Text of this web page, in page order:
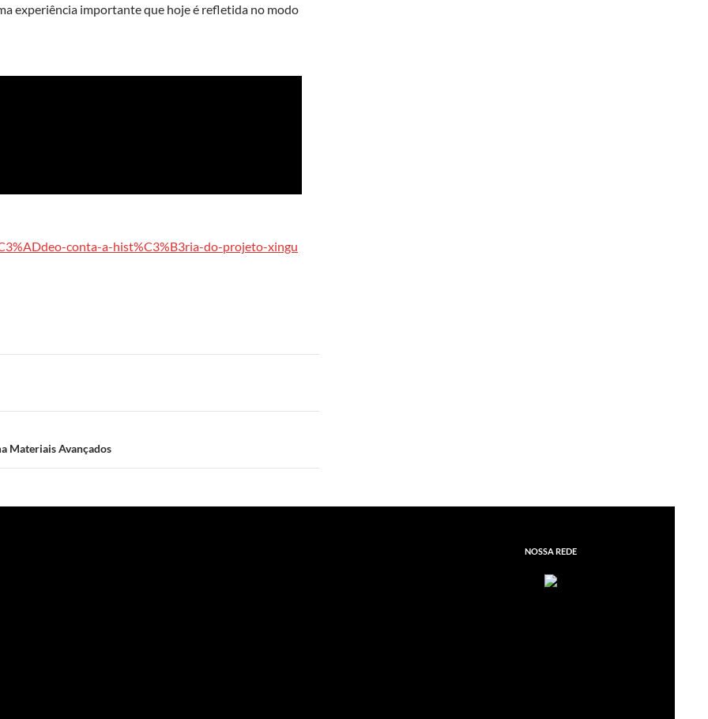
experiência importante que hoje é refletida no modo
conta-a-hist%C3%B3ria-do-projeto-xingu
Materiais Avançados
NOSSA REDE